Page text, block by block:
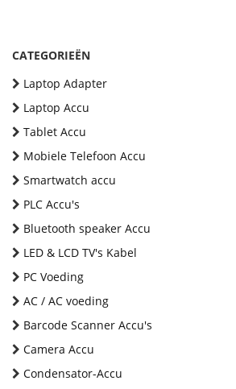
CATEGORIEËN
Laptop Adapter
Laptop Accu
Tablet Accu
Mobiele Telefoon Accu
Smartwatch accu
PLC Accu's
Bluetooth speaker Accu
LED & LCD TV's Kabel
PC Voeding
AC / AC voeding
Barcode Scanner Accu's
Camera Accu
Condensator-Accu